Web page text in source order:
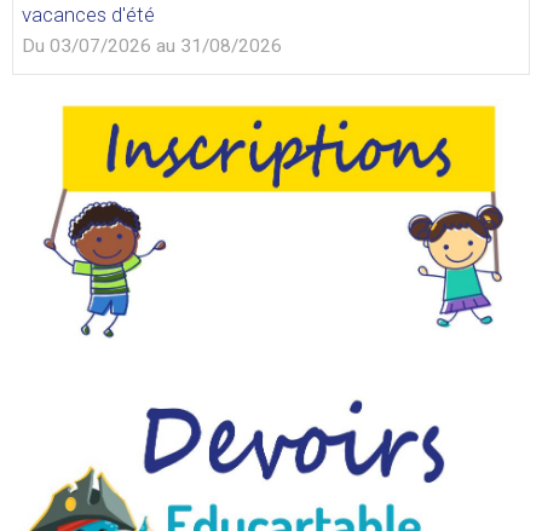
vacances d'été
Du 03/07/2026 au 31/08/2026